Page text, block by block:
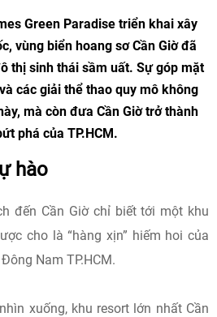
Green Paradise triển khai xây
vùng biển hoang sơ Cần Giờ đã
thị sinh thái sầm uất. Sự góp mặt
các giải thể thao quy mô không
mà còn đưa Cần Giờ trở thành
phá của TP.HCM.
hào
đến Cần Giờ chỉ biết tới một khu
cho là “hàng xịn” hiếm hoi của
Nam TP.HCM.
xuống, khu resort lớn nhất Cần